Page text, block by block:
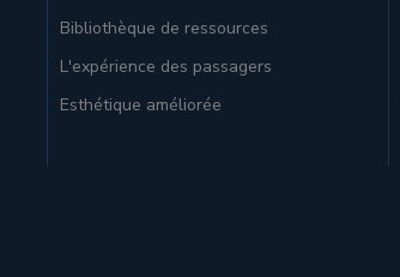
Bibliothèque de ressources
L'expérience des passagers
Esthétique améliorée